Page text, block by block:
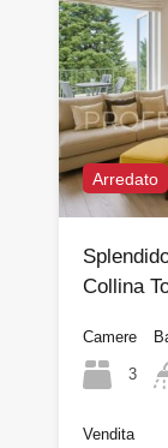
Arredato
Collina
Camere
3
Vendita